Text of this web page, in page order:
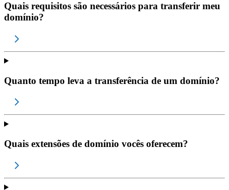
Quais requisitos são necessários para transferir meu
domínio?
Quanto tempo leva a transferência de um domínio?
Quais extensões de domínio vocês oferecem?